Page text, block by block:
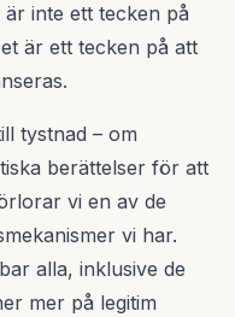
inte ett tecken på
är ett tecken på att
tystnad – om
berättelser för att
vi en av de
vi har.
alla, inklusive de
mer på legitim